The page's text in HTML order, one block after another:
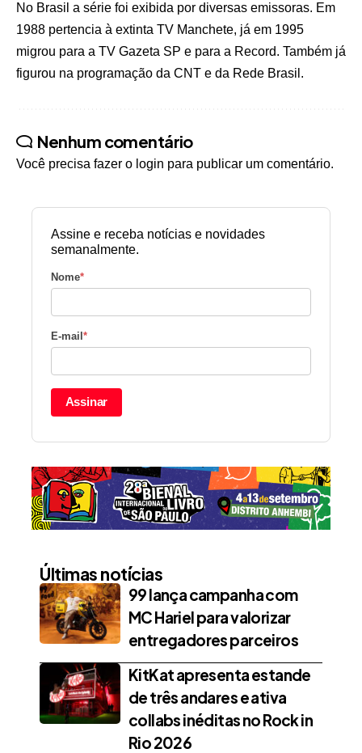
No Brasil a série foi exibida por diversas emissoras. Em
1988 pertencia à extinta TV Manchete, já em 1995
migrou para a TV Gazeta SP e para a Record. Também já
figurou na programação da CNT e da Rede Brasil.
Nenhum comentário
Você precisa fazer o login para publicar um comentário.
Assine e receba notícias e novidades
semanalmente.
Nome*
E-mail *
Assinar
Últimas notícias
99 lança campanha com
MC Hariel para valorizar
entregadores parceiros
KitKat apresenta estande
de três andares e ativa
collabs inéditas no Rock in
Rio 2026